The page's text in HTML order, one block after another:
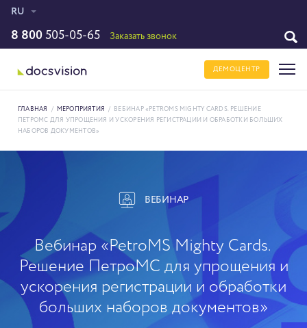
RU
8 800 505-05-65 Заказать звонок
ДЕМОЦЕНТР
ГЛАВНАЯ / МЕРОПРИЯТИЯ /
ВЕБИНАР «PETROMS MIGHTY CARDS. РЕШЕНИЕ
ПЕТРОМС ДЛЯ УПРОЩЕНИЯ И УСКОРЕНИЯ РЕГИСТРАЦИИ И ОБРАБОТКИ БОЛЬШИХ
НАБОРОВ ДОКУМЕНТОВ»
ВЕБИНАР
Вебинар «PetroMS Mighty Cards.
Решение ПетроМС для упрощения и
ускорения регистрации и обработки
больших наборов документов»